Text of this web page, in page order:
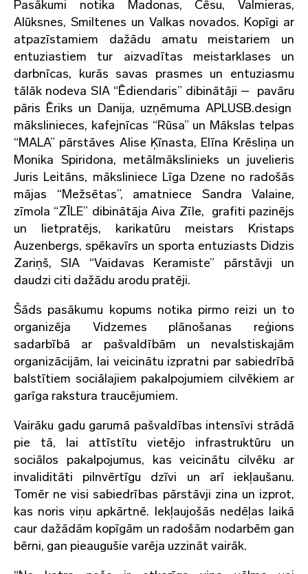
Pasākumi notika Madonas, Cēsu, Valmieras,
Alūksnes, Smiltenes un Valkas novados. Kopīgi ar
atpazīstamiem dažādu amatu meistariem un
entuziastiem tur aizvadītas meistarklases un
darbnīcas, kurās savas prasmes un entuziasmu
tālāk nodeva SIA “Ēdiendaris” dibinātāji – pavāru
pāris Ēriks un Danija, uzņēmuma APLUSB.design
mākslinieces, kafejnīcas “Rūsa” un Mākslas telpas
“MALA” pārstāves Alise Ķīnasta, Elīna Krēsliņa un
Monika Spiridona, metālmākslinieks un juvelieris
Juris Leitāns, māksliniece Līga Dzene no radošās
mājas “Mežsētas”, amatniece Sandra Valaine,
zīmola “ZĪLE” dibinātāja Aiva Zīle, grafiti pazinējs
un lietpratējs, karikatūru meistars Kristaps
Auzenbergs, spēkavīrs un sporta entuziasts Didzis
Zariņš, SIA “Vaidavas Keramiste” pārstāvji un
daudzi citi dažādu arodu pratēji.
Šāds pasākumu kopums notika pirmo reizi un to
organizēja Vidzemes plānošanas reģions
sadarbībā ar pašvaldībām un nevalstiskajām
organizācijām, lai veicinātu izpratni par sabiedrībā
balstītiem sociālajiem pakalpojumiem cilvēkiem ar
garīga rakstura traucējumiem.
Vairāku gadu garumā pašvaldības intensīvi strādā
pie tā, lai attīstītu vietējo infrastruktūru un
sociālos pakalpojumus, kas veicinātu cilvēku ar
invaliditāti pilnvērtīgu dzīvi un arī iekļaušanu.
Tomēr ne visi sabiedrības pārstāvji zina un izprot,
kas noris viņu apkārtnē. Iekļaujošās nedēļas laikā
caur dažādām kopīgām un radošām nodarbēm gan
bērni, gan pieaugušie varēja uzzināt vairāk.